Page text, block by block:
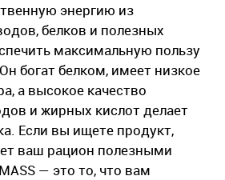
энергию из
белков и полезных
максимальную пользу
богат белком, имеет низкое
а высокое качество
и жирных кислот делает
Если вы ищете продукт,
ваш рацион полезными
— это то, что вам